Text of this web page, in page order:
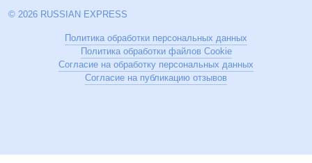
© 2026 RUSSIAN EXPRESS
Политика обработки персональных данных
Политика обработки файлов Cookie
Согласие на обработку персональных данных
Согласие на публикацию отзывов